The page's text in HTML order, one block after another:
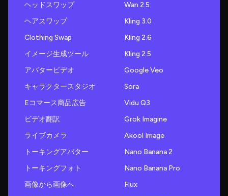
ヘッドスワップ
ヘアスワップ
Clothing Swap
イメージ生成ツール
アバタービデオ
キャラクタースタジオ
Eコマース商品広告
ビデオ翻訳
ライブカメラ
トーキングアバター
トーキングフォト
画像から画像へ
Wan 2.5
Kling 3.0
Kling 2.6
Kling 2.5
Google Veo
Sora
Vidu Q3
Grok Imagine
Akool Image
Nano Banana 2
Nano Banana Pro
Flux